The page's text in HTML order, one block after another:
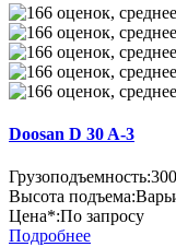
Doosan D 30 A-3
Грузоподъемность:
Высота подъема:
Цена*:По запросу
Подробнее